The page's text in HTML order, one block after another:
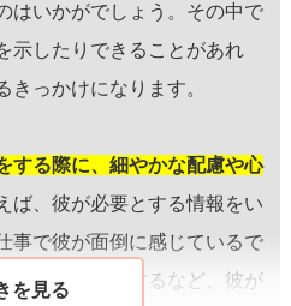
はいかがでしょう。その中で
示したりできることがあれ
きっかけになります。
する際に、細やかな配慮や心
ば、彼が必要とする情報をい
事で彼が面倒に感じているで
化する提案をするなど、彼が